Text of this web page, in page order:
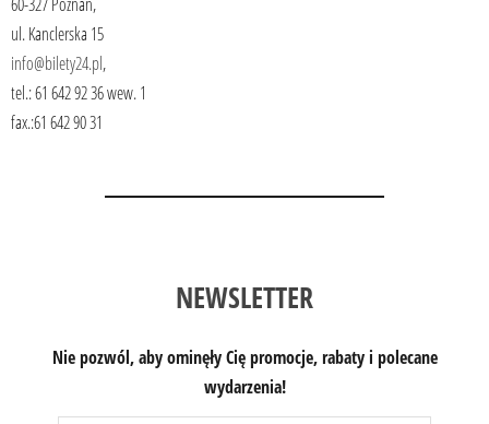
ul. Kanclerska 15
info@bilety24.pl,
tel.: 61 642 92 36 wew. 1
fax.:61 642 90 31
NEWSLETTER
Nie pozwól, aby ominęły Cię promocje, rabaty i polecane
wydarzenia!